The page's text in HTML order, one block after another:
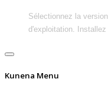
Sélectionnez la
d'exploitation.
Kunena Menu